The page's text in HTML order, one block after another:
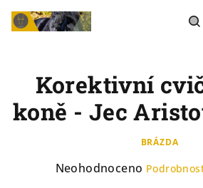
Přejít
na
Korektivní
koně - Jec
BRÁZDA
Průměrné
Neohodnoceno